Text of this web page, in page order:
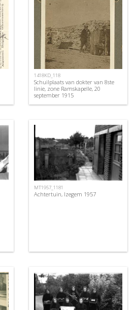
1418KD_118
Schuilplaats van dokter van 8ste
linie, zone Ramskapelle, 20
september 1915
MT1957_1181
Achtertuin, Izegem 1957